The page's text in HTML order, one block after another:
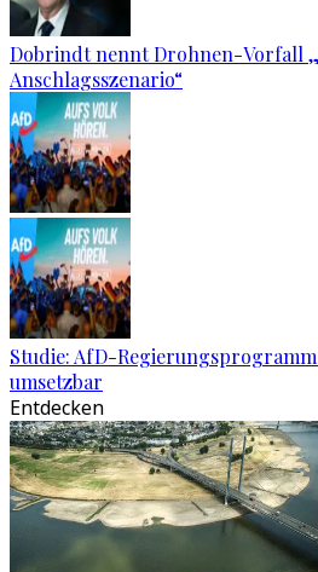
Dobrindt nennt Drohnen-Vorfall
Anschlagsszenario“
Studie: AfD-
umsetzbar
Entdecken